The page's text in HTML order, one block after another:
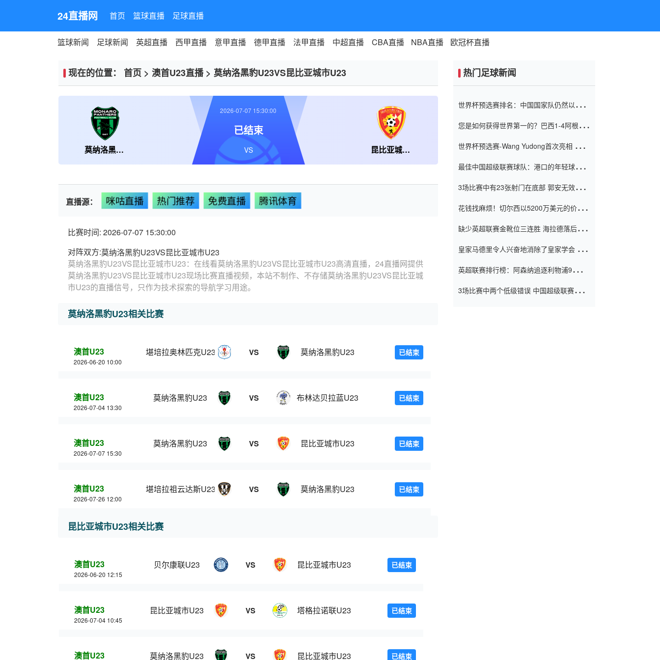
24直播网 首页 篮球直播 足球直播
篮球新闻 足球新闻 英超直播 西甲直播 意甲直播 德甲直播 法甲直播 中超直播 CBA直播 NBA直播 欧冠杯直播
现在的位置： 首页 > 澳首U23直播> 莫纳洛黑豹U23VS昆比亚城市U23
莫纳洛黑豹U23 昆比亚城市U23
2026-07-07 15:30:00
已结束
VS
直播源： 咪咕直播 热门推荐 免费直播 腾讯体育
比赛时间: 2026-07-07 15:30:00
对阵双方:莫纳洛黑豹U23VS昆比亚城市U23
莫纳洛黑豹U23VS昆比亚城市U23：在线看莫纳洛黑豹U23VS昆比亚城市U23高清直播，24直播网提供
莫纳洛黑豹U23VS昆比亚城市U23现场比赛直播视频，本站不制作、不存储莫纳洛黑豹U23VS昆比亚城
市U23的直播信号，只作为技术探索的导航学习用途。
莫纳洛黑豹U23相关比赛
澳首U23
2026-06-20 10:00
堪培拉奥林匹克U23 VS 莫纳洛黑豹U23 已结束
澳首U23
2026-07-04 13:30
莫纳洛黑豹U23 VS 布林达贝拉蓝U23 已结束
澳首U23
2026-07-07 15:30
莫纳洛黑豹U23 VS 昆比亚城市U23 已结束
澳首U23
2026-07-26 12:00
堪培拉祖云达斯U23 VS 莫纳洛黑豹U23 已结束
昆比亚城市U23相关比赛
澳首U23
2026-06-20 12:15
贝尔康联U23 VS 昆比亚城市U23 已结束
澳首U23
2026-07-04 10:45
昆比亚城市U23 VS 塔格拉诺联U23 已结束
澳首U23 莫纳洛黑豹U23 VS 昆比亚城市U23 已结束
热门足球新闻
世界杯预选赛排名：中国国家队仍然以6分
您是如何获得世界第一的？巴西1-4阿根
世界杯预选赛-Wang Yudong首次亮相 中国
最佳中国超级联赛球队：港口的年轻球员在
（Taishan）
3场比赛中有23张射门在底部 郭安无效传球
花钱找麻烦！切尔西以5200万美元的价格
窗口
缺少英超联赛金靴位三连胜 海拉德落后6球
皇家马德里令人兴奋地消除了皇家学会 安
英超联赛排行榜：阿森纳追逐利物浦9分 曼
3场比赛中两个低级错误 中国超级联赛的前